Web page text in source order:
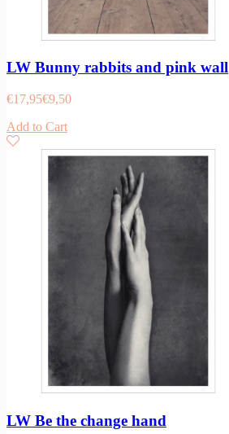
LW Bunny rabbits and pink wall
€17,95€9,50
Add to Cart
LW Be the change hand